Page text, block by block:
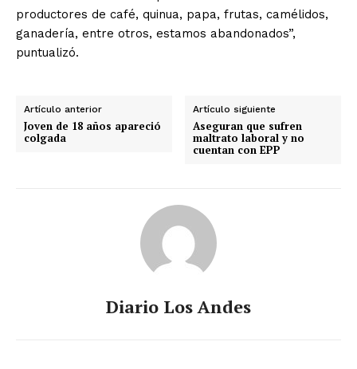
productores de café, quinua, papa, frutas, camélidos,
ganadería, entre otros, estamos abandonados”,
puntualizó.
Artículo anterior
Joven de 18 años apareció
colgada
Artículo siguiente
Aseguran que sufren
maltrato laboral y no
cuentan con EPP
Diario Los Andes